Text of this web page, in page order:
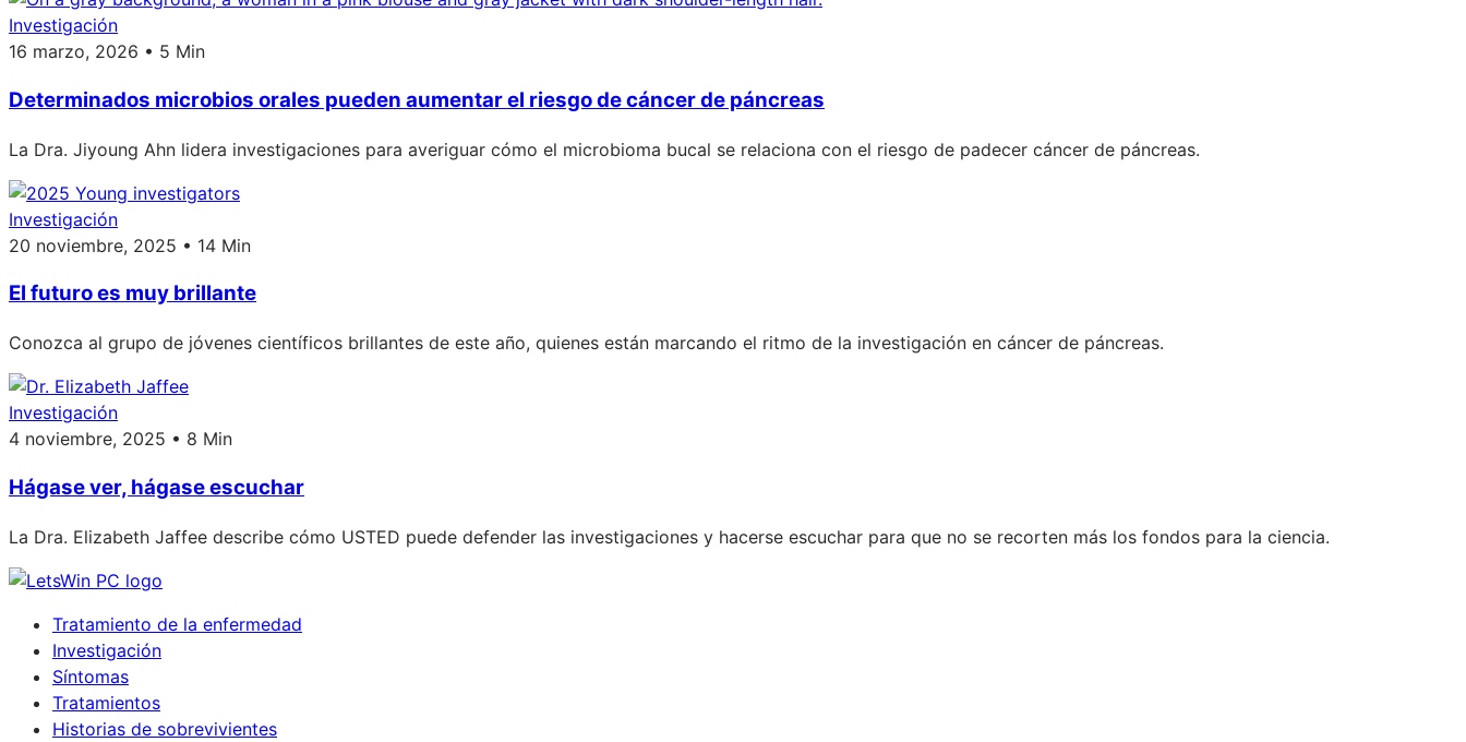
Investigación
16 marzo, 2026 • 5 Min
Determinados microbios orales pueden aumentar el riesgo de cáncer de páncreas
La Dra. Jiyoung Ahn lidera investigaciones para averiguar cómo el microbioma bucal se relaciona con el riesgo de padecer cáncer de páncreas.
Investigación
20 noviembre, 2025 • 14 Min
El futuro es muy brillante
Conozca al grupo de jóvenes científicos brillantes de este año, quienes están marcando el ritmo de la investigación en cáncer de páncreas.
Investigación
4 noviembre, 2025 • 8 Min
Hágase ver, hágase escuchar
La Dra. Elizabeth Jaffee describe cómo USTED puede defender las investigaciones y hacerse escuchar para que no se recorten más los fondos para la ciencia.
Tratamiento de la enfermedad
Investigación
Síntomas
Tratamientos
Historias de sobrevivientes